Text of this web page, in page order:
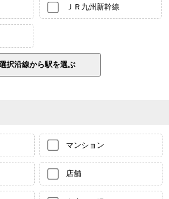
ＪＲ九州新幹線
マンション
店舗